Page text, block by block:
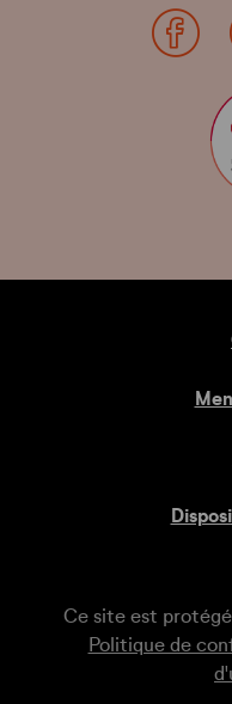
Ce site est
Politique de